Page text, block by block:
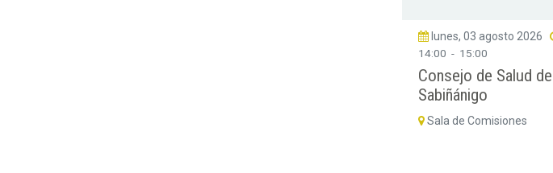
lunes, 03 agosto 2026
14:00 - 15:00
Consejo de Salud de
Sabiñánigo
Sala de Comisiones